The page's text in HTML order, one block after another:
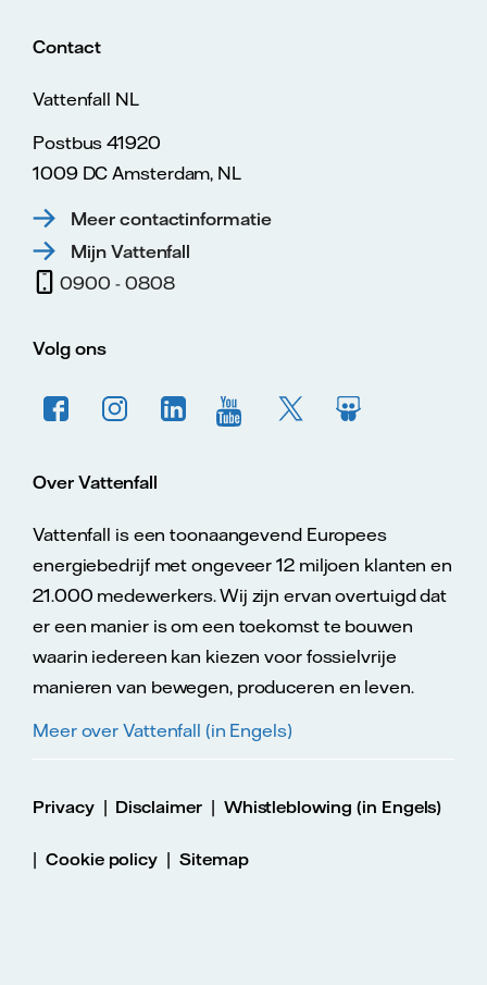
Contact
Vattenfall NL
Postbus 41920
1009 DC Amsterdam, NL
Meer contactinformatie
Mijn Vattenfall
0900 - 0808
Volg ons
Over Vattenfall
Vattenfall is een toonaangevend Europees
energiebedrijf met ongeveer 12 miljoen klanten en
21.000 medewerkers. Wij zijn ervan overtuigd dat
er een manier is om een toekomst te bouwen
waarin iedereen kan kiezen voor fossielvrije
manieren van bewegen, produceren en leven.
Meer over Vattenfall (in Engels)
Privacy| Disclaimer| Whistleblowing (in Engels)
| Cookie policy | Sitemap